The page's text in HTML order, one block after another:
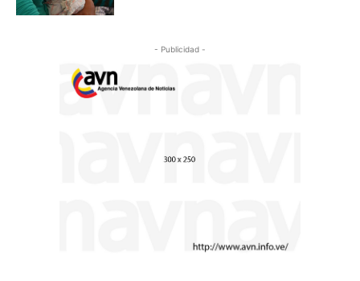
- Publicidad -